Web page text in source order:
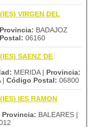
VIRGEN DEL
Provincia: BADAJOZ
06160
SAENZ DE
MERIDA | Provincia:
| Código Postal: 06800
IES RAMON
Provincia: BALEARES |